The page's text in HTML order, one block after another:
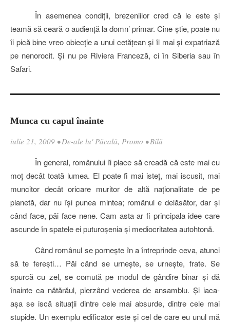
În asemenea condiţii, brezeniilor cred că le este şi
teamă să ceară o audienţă la domn’ primar. Cine ştie, poate nu
îi pică bine vreo obiecţie a unui cetăţean şi îl mai şi expatriază
pe nenorocit. Şi nu pe Riviera Franceză, ci în Siberia sau în
Safari.
Munca cu capul înainte
iulie 21, 2009 •De-ale lu' Păcală, Promo •Bilă
În general, românului îi place să creadă că este mai cu
moţ decât toată lumea. El poate fi mai isteţ, mai iscusit, mai
muncitor decât oricare muritor de altă naţionalitate de pe
planetă, dar nu îşi punea mintea; românul e delăsător, dar şi
când face, păi face nene. Cam asta ar fi principala idee care
ascunde în spatele ei puturoşenia şi mediocritatea autohtonă.
Când românul se porneşte în a întreprinde ceva, atunci
să te fereşti… Păi când se urneşte, se urneşte, frate. Se
spurcă cu zel, se comută pe modul de gândire binar şi dă
înainte ca nătărăul, pierzând vederea de ansamblu. Şi iaca-
aşa se iscă situaţii dintre cele mai absurde, dintre cele mai
stupide. Un exemplu edificator este şi cel de care eu unul mă